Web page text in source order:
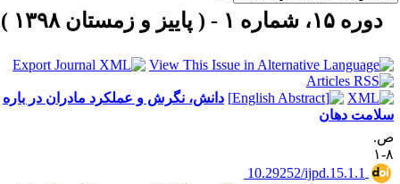
دوره ۱۵، شماره ۱ - ( پاییز و زمستان ۱۳۹۸ )
دانش، نگرش و عملکرد مادران در باره
دهان
‎ 10.29252/ijpd.15.1.1